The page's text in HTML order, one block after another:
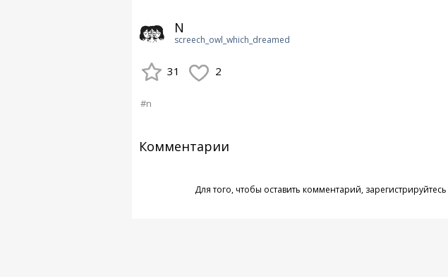
N
screech_owl_which_dreamed
31 2
#n
Комментарии
Для того, чтобы оставить комментарий, зарегистрируйтесь